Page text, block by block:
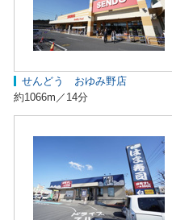
せんどう おゆみ野店
約1066m／14分